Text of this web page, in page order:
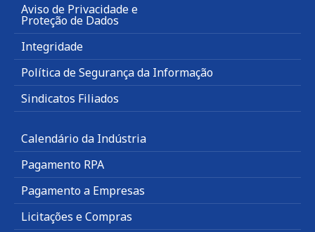
Aviso de Privacidade e
Proteção de Dados
Integridade
Política de Segurança da Informação
Sindicatos Filiados
Calendário da Indústria
Pagamento RPA
Pagamento a Empresas
Licitações e Compras